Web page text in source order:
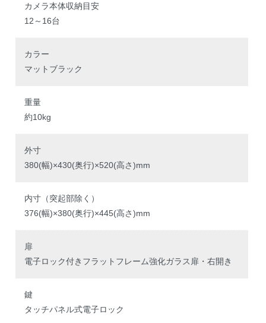
カメラ本体収納目安
12～16台
カラー
マットブラック
重量
約10kg
外寸
380(幅)×430(奥行)×520(高さ)mm
内寸（突起部除く）
376(幅)×380(奥行)×445(高さ)mm
扉
電子ロック付きフラットフレーム強化ガラス扉・右開き
鍵
タッチパネル式電子ロック